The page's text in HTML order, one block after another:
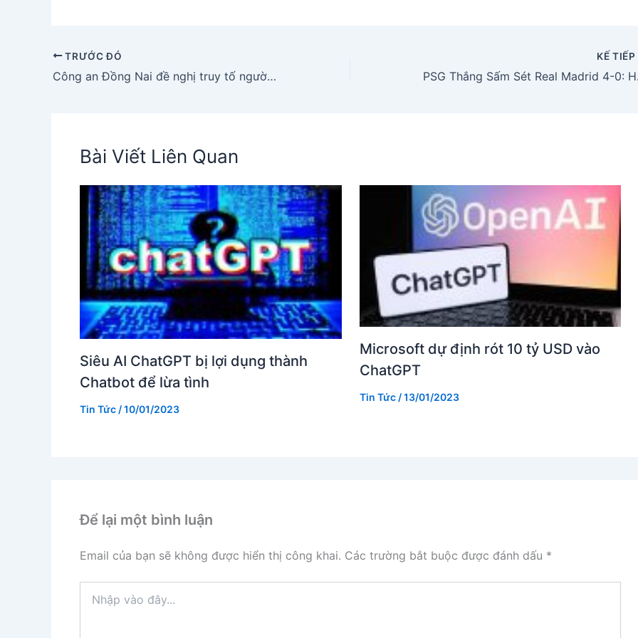
TRƯỚC ĐÓ
Công an Đồng Nai đề nghị truy tố người phụ nữ đầu độc gia đình bằng xyanua
KẾ TIẾP
PSG
Bài Viết Liên Quan
Siêu AI ChatGPT bị lợi dụng thành
Chatbot để lừa tình
Tin Tức /10/01/2023
Microsoft dự định rót 10 tỷ USD vào
ChatGPT
Tin Tức/13/01/2023
Để lại một bình luận
Email của bạn sẽ không được hiển thị công khai. Các trường bắt buộc được đánh dấu *
vào